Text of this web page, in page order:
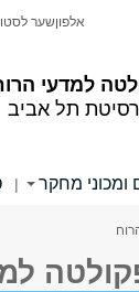
למדעי
תל אביב
אלפוןשער
ומכוני מחקר |